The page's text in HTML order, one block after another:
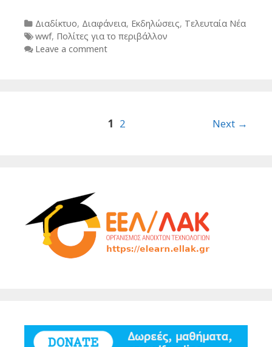
Categories
Διαδίκτυο, Διαφάνεια, Εκδηλώσεις, Τελευταία Νέα
Tags
wwf, Πολίτες για το περιβάλλον
Leave a comment
1 2 Next →